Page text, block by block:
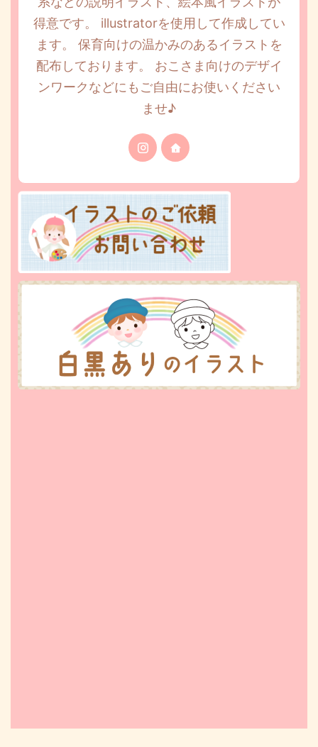
得意です。 illustratorを使用して作成してい
ます。 保育向けの温かみのあるイラストを
配布しております。 おこさま向けのデザイ
ンワークなどにもご自由にお使いください
ませ♪